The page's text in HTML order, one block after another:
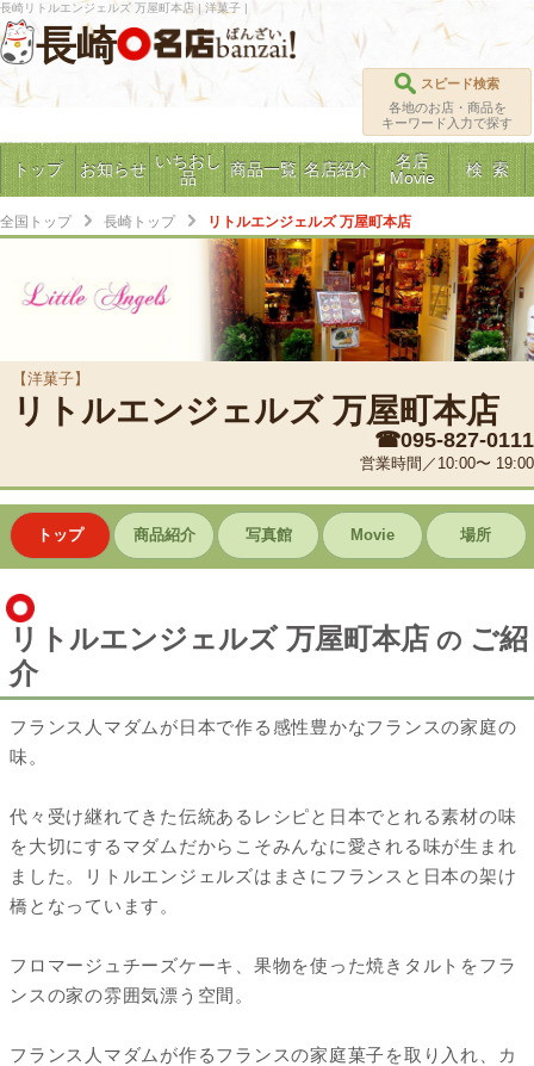
長崎リトルエンジェルズ 万屋町本店 | 洋菓子 |
長崎
スピード検索
各地のお店・商品を
キーワード入力で探す
トップ お知らせ いちおし
品
商品一覧 名店紹介
名店
Movie
検 索
全国トップ 長崎トップ リトルエンジェルズ 万屋町本店
【洋菓子】
リトルエンジェルズ 万屋町本店
☎095-827-0111
営業時間／10:00〜 19:00
トップ 商品紹介 写真館 Movie 場所
リトルエンジェルズ 万屋町本店 の ご紹
介
フランス人マダムが日本で作る感性豊かなフランスの家庭の
味。
代々受け継れてきた伝統あるレシピと日本でとれる素材の味
を大切にするマダムだからこそみんなに愛される味が生まれ
ました。リトルエンジェルズはまさにフランスと日本の架け
橋となっています。
フロマージュチーズケーキ、果物を使った焼きタルトをフラ
ンスの家の雰囲気漂う空間。
フランス人マダムが作るフランスの家庭菓子を取り入れ、カ